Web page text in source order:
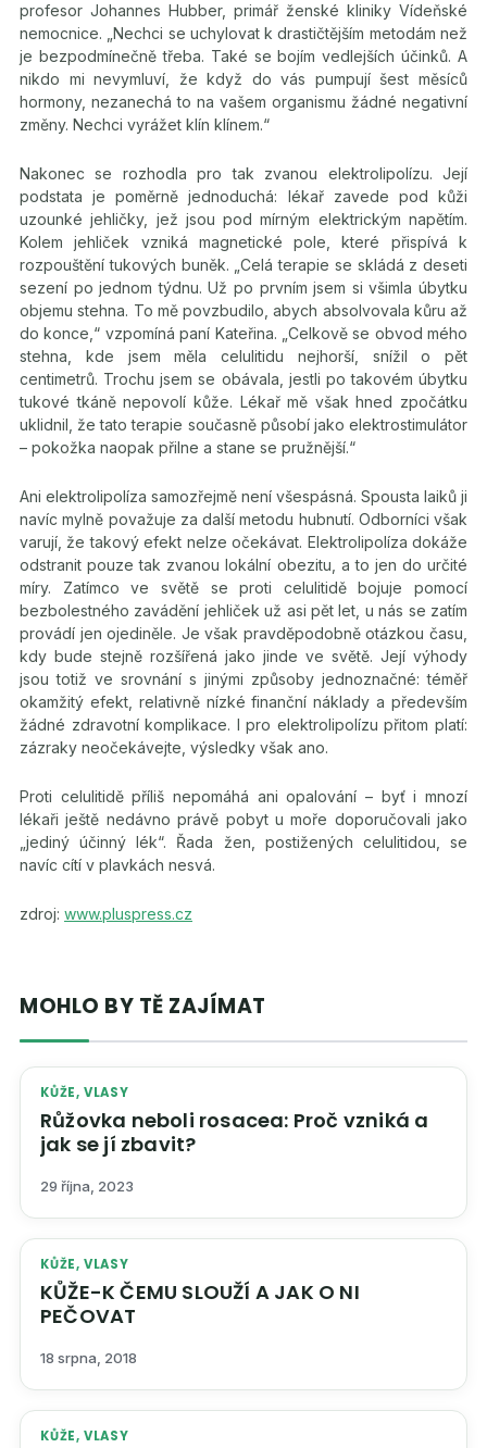
profesor Johannes Hubber, primář ženské kliniky Vídeňské
nemocnice. „Nechci se uchylovat k drastičtějším metodám než
je bezpodmínečně třeba. Také se bojím vedlejších účinků. A
nikdo mi nevymluví, že když do vás pumpují šest měsíců
hormony, nezanechá to na vašem organismu žádné negativní
změny. Nechci vyrážet klín klínem.“
Nakonec se rozhodla pro tak zvanou elektrolipolízu. Její
podstata je poměrně jednoduchá: lékař zavede pod kůži
uzounké jehličky, jež jsou pod mírným elektrickým napětím.
Kolem jehliček vzniká magnetické pole, které přispívá k
rozpouštění tukových buněk. „Celá terapie se skládá z deseti
sezení po jednom týdnu. Už po prvním jsem si všimla úbytku
objemu stehna. To mě povzbudilo, abych absolvovala kůru až
do konce,“ vzpomíná paní Kateřina. „Celkově se obvod mého
stehna, kde jsem měla celulitidu nejhorší, snížil o pět
centimetrů. Trochu jsem se obávala, jestli po takovém úbytku
tukové tkáně nepovolí kůže. Lékař mě však hned zpočátku
uklidnil, že tato terapie současně působí jako elektrostimulátor
– pokožka naopak přilne a stane se pružnější.“
Ani elektrolipolíza samozřejmě není všespásná. Spousta laiků ji
navíc mylně považuje za další metodu hubnutí. Odborníci však
varují, že takový efekt nelze očekávat. Elektrolipolíza dokáže
odstranit pouze tak zvanou lokální obezitu, a to jen do určité
míry. Zatímco ve světě se proti celulitidě bojuje pomocí
bezbolestného zavádění jehliček už asi pět let, u nás se zatím
provádí jen ojediněle. Je však pravděpodobně otázkou času,
kdy bude stejně rozšířená jako jinde ve světě. Její výhody
jsou totiž ve srovnání s jinými způsoby jednoznačné: téměř
okamžitý efekt, relativně nízké finanční náklady a především
žádné zdravotní komplikace. I pro elektrolipolízu přitom platí:
zázraky neočekávejte, výsledky však ano.
Proti celulitidě příliš nepomáhá ani opalování – byť i mnozí
lékaři ještě nedávno právě pobyt u moře doporučovali jako
„jediný účinný lék“. Řada žen, postižených celulitidou, se
navíc cítí v plavkách nesvá.
zdroj: www.pluspress.cz
MOHLO BY TĚ ZAJÍMAT
KŮŽE, VLASY
Růžovka neboli rosacea: Proč vzniká a
jak se jí zbavit?
29 října, 2023
KŮŽE, VLASY
KŮŽE-K ČEMU SLOUŽÍ A JAK O NI
PEČOVAT
18 srpna, 2018
KŮŽE, VLASY